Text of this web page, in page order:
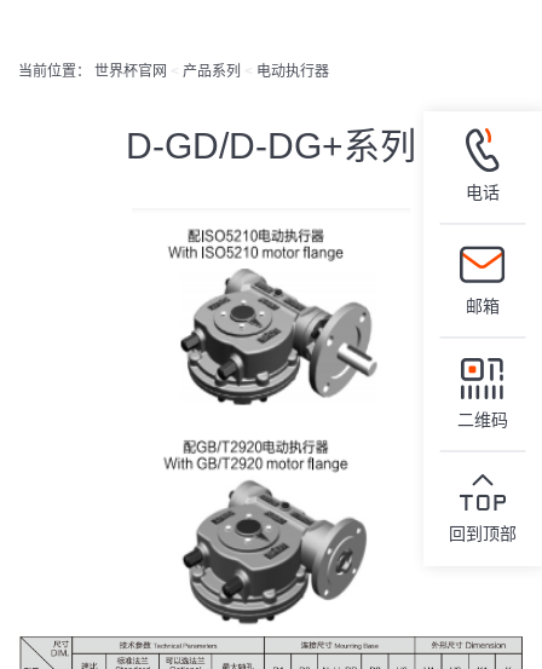
当前位置： 世界杯官网 < 产品系列 < 电动执行器
D-GD/D-DG+系列
电话
邮箱
二维码
回到顶部